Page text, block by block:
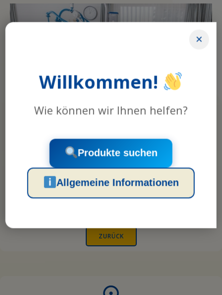
TROCKENBEREICH
Soll der Gurt für den Nassbereich (z. B. Bad /
Dusche) geeignet sein oder nicht?
ZURÜCK
×
Willkommen!
Wie können wir Ihnen helfen?
Produkte suchen
Allgemeine Informationen